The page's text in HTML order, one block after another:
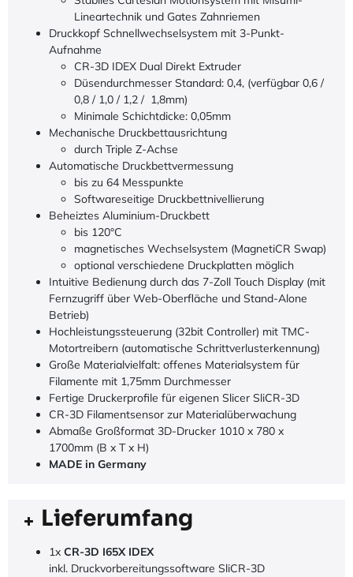
Lineartechnik und Gates Zahnriemen
Druckkopf Schnellwechselsystem mit 3-Punkt-
Aufnahme
CR-3D IDEX Dual Direkt Extruder
Düsendurchmesser Standard: 0,4, (verfügbar 0,6 /
0,8 / 1,0 / 1,2 / 1,8mm)
Minimale Schichtdicke: 0,05mm
Mechanische Druckbettausrichtung
durch Triple Z-Achse
Automatische Druckbettvermessung
bis zu 64 Messpunkte
Softwareseitige Druckbettnivellierung
Beheiztes Aluminium-Druckbett
bis 120°C
magnetisches Wechselsystem (MagnetiCR Swap)
optional verschiedene Druckplatten möglich
Intuitive Bedienung durch das 7-Zoll Touch Display (mit
Fernzugriff über Web-Oberfläche und Stand-Alone
Betrieb)
Hochleistungssteuerung (32bit Controller) mit TMC-
Motortreibern (automatische Schrittverlusterkennung)
Große Materialvielfalt: offenes Materialsystem für
Filamente mit 1,75mm Durchmesser
Fertige Druckerprofile für eigenen Slicer SliCR-3D
CR-3D Filamentsensor zur Materialüberwachung
Abmaße Großformat 3D-Drucker 1010 x 780 x
1700mm (B x T x H)
MADE in Germany
Lieferumfang
1x CR-3D I65X IDEX
inkl. Druckvorbereitungssoftware SliCR-3D